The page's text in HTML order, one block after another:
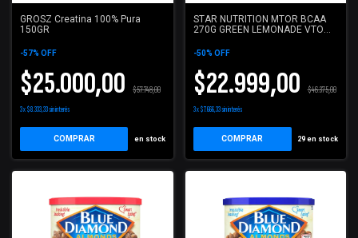
GROSZ Creatina 100% Pura
150GR
-57% OFF
$25.000,00 $57.748,00
3x$8.333,33sin interés
COMPRAR en stock
STAR NUTRITION MTOR BCAA
270G GREEN LEMONADE VTO
-50% OFF
$22.999,00 $46.375,00
3x$7.666,33sin interés
COMPRAR 29 en stock